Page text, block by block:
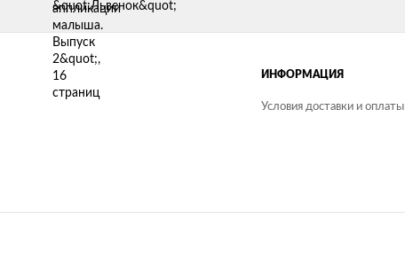
ИНФОРМАЦИЯ
Условия доставки и оплаты